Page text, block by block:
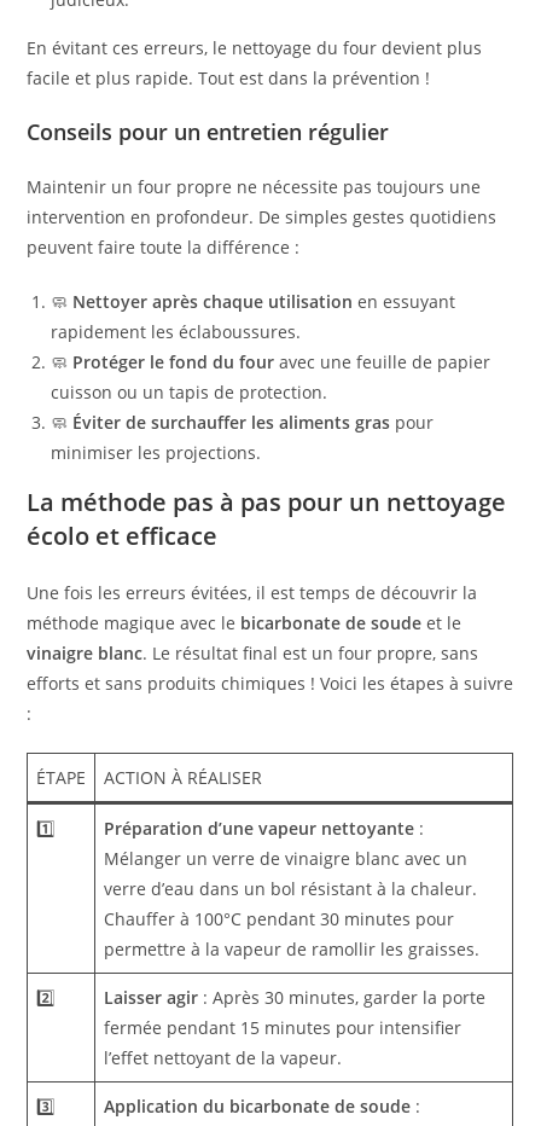
En évitant ces erreurs, le nettoyage du four devient plus
facile et plus rapide. Tout est dans la prévention !
Conseils pour un entretien régulier
Maintenir un four propre ne nécessite pas toujours une
intervention en profondeur. De simples gestes quotidiens
peuvent faire toute la différence :
🧼 Nettoyer après chaque utilisation en essuyant
rapidement les éclaboussures.
🧼 Protéger le fond du four avec une feuille de papier
cuisson ou un tapis de protection.
🧼 Éviter de surchauffer les aliments gras pour
minimiser les projections.
La méthode pas à pas pour un nettoyage
écolo et efficace
Une fois les erreurs évitées, il est temps de découvrir la
méthode magique avec le bicarbonate de soude et le
vinaigre blanc. Le résultat final est un four propre, sans
efforts et sans produits chimiques ! Voici les étapes à suivre
:
ÉTAPE ACTION À RÉALISER
1️⃣ Préparation d’une vapeur nettoyante :
Mélanger un verre de vinaigre blanc avec un
verre d’eau dans un bol résistant à la chaleur.
Chauffer à 100°C pendant 30 minutes pour
permettre à la vapeur de ramollir les graisses.
2️⃣ Laisser agir : Après 30 minutes, garder la porte
fermée pendant 15 minutes pour intensifier
l’effet nettoyant de la vapeur.
3️⃣ Application du bicarbonate de soude :